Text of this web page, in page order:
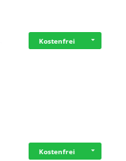
Kostenfrei
Kostenfrei